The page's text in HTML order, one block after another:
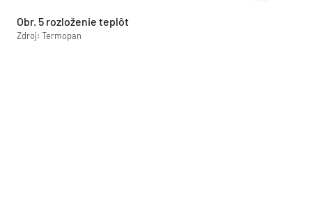
Obr. 5 rozloženie teplôt
Zdroj: Termopan